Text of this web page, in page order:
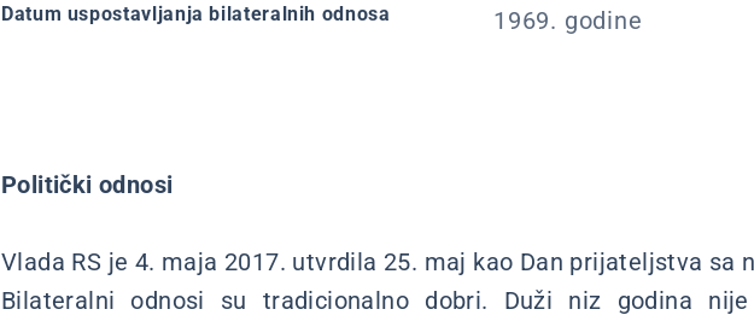
Datum uspostavljanja bilateralnih odnosa 1969. godine
Politički odnosi
Vlada RS je 4. maja 2017. utvrdila 25. maj kao Dan prijateljstva sa
Bilateralni odnosi su tradicionalno dobri. Duži niz godina nije